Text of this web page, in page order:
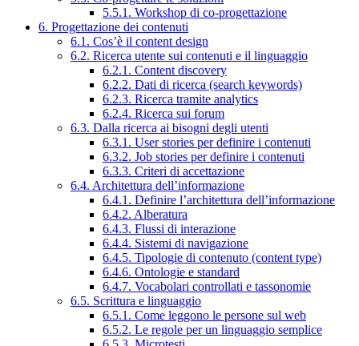
5.5.1. Workshop di co-progettazione
6. Progettazione dei contenuti
6.1. Cos’è il content design
6.2. Ricerca utente sui contenuti e il linguaggio
6.2.1. Content discovery
6.2.2. Dati di ricerca (search keywords)
6.2.3. Ricerca tramite analytics
6.2.4. Ricerca sui forum
6.3. Dalla ricerca ai bisogni degli utenti
6.3.1. User stories per definire i contenuti
6.3.2. Job stories per definire i contenuti
6.3.3. Criteri di accettazione
6.4. Architettura dell’informazione
6.4.1. Definire l’architettura dell’informazione
6.4.2. Alberatura
6.4.3. Flussi di interazione
6.4.4. Sistemi di navigazione
6.4.5. Tipologie di contenuto (content type)
6.4.6. Ontologie e standard
6.4.7. Vocabolari controllati e tassonomie
6.5. Scrittura e linguaggio
6.5.1. Come leggono le persone sul web
6.5.2. Le regole per un linguaggio semplice